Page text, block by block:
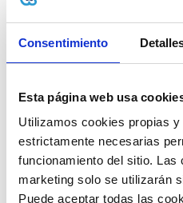
Consentimiento
Esta página web usa
Utilizamos cookies propias
estrictamente necesarias
funcionamiento del sitio. Las
marketing solo se utilizarán
Puede aceptar todas las
promoviendo y
debilitadas por la
Objetivos de la Ley y
Agilizar la creación
Medidas de lucha
Mejor regulación y
a la actividad
Apoyo financiero al